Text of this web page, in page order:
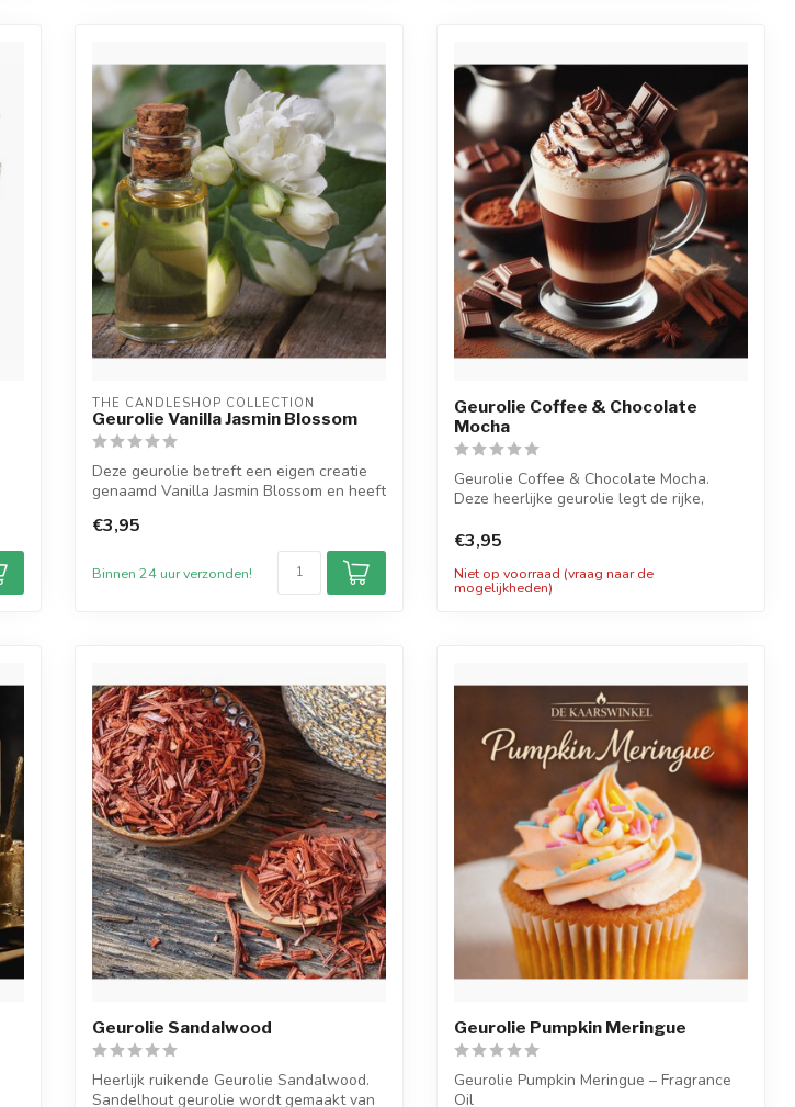
THE CANDLESHOP COLLECTION
Geurolie Vanilla Jasmin Blossom
Deze geurolie betreft een eigen creatie
genaamd Vanilla Jasmin Blossom en heeft
€3,95
Binnen 24 uur verzonden!
Geurolie Coffee & Chocolate
Mocha
Geurolie Coffee & Chocolate Mocha.
Deze heerlijke geurolie legt de rijke,
€3,95
Niet op voorraad (vraag naar de
mogelijkheden)
Geurolie Sandalwood
Heerlijk ruikende Geurolie Sandalwood.
Sandelhout geurolie wordt gemaakt van
Geurolie Pumpkin Meringue
Geurolie Pumpkin Meringue – Fragrance
Oil